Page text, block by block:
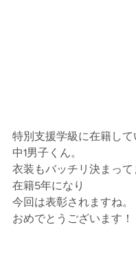
特別支援学級に在籍して
中1男子くん。
衣装もバッチリ決まって
在籍5年になり
今回は表彰されますね。
おめでとうございます！